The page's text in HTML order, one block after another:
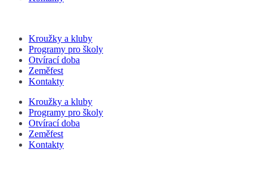
Kroužky a kluby
Programy pro školy
Otvírací doba
Zeměfest
Kontakty
Kroužky a kluby
Programy pro školy
Otvírací doba
Zeměfest
Kontakty